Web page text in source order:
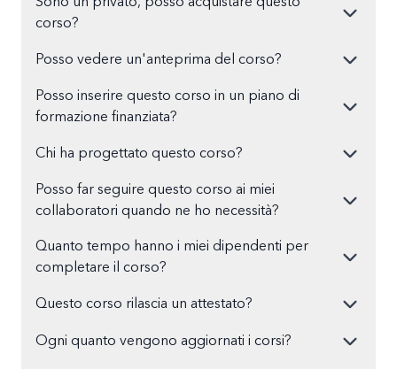
corso?
Posso vedere un'anteprima del corso?
Posso inserire questo corso in un piano di
formazione finanziata?
Chi ha progettato questo corso?
Posso far seguire questo corso ai miei
collaboratori quando ne ho necessità?
Quanto tempo hanno i miei dipendenti per
completare il corso?
Questo corso rilascia un attestato?
Ogni quanto vengono aggiornati i corsi?